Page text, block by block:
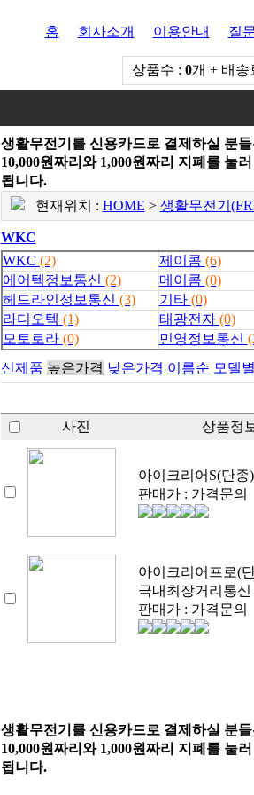
홈 회사소개 이용안내 질
상품수 : 0개 + 배송
생활무전기를 신용카드로 결제하실 분
10,000원짜리와 1,000원짜리 지폐를 눌
됩니다.
현재위치 : HOME > 생활무전기
WKC
WKC (2) 제이콤 (6)
에어텍정보통신 (2) 메이콤 (0)
헤드라인정보통신 (3) 기타 (0)
라디오텍 (1) 태광전자 (0)
모토로라 (0) 민영정보통신
신제품 높은가격 낮은가격 이름순 모델별
사진 상품정
아이크리어S(단종)
판매가 : 가격문의
아이크리어프로(
극내최장거리통신
판매가 : 가격문의
생활무전기를 신용카드로 결제하실 분
10,000원짜리와 1,000원짜리 지폐를 눌
됩니다.